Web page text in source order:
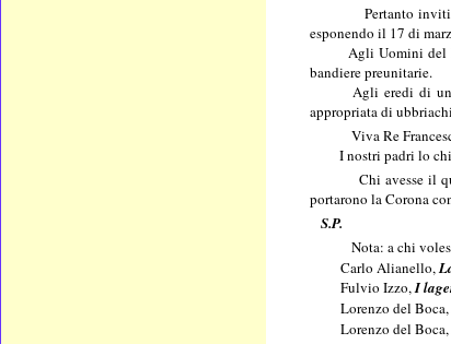
Pertanto
esponendo il 17 di
Agli Uomini del
bandiere preunitarie.
Agli eredi di un
appropriata di
Viva Re
I nostri padri lo
Chi avesse il
portarono la Corona
S.P.
Nota: a chi
Carlo Alianello,
Fulvio Izzo, I
Lorenzo del
Lorenzo del